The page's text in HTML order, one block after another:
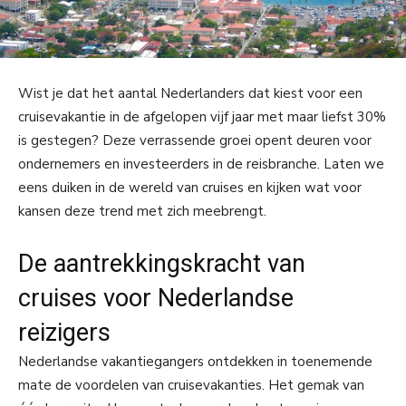
Wist je dat het aantal Nederlanders dat kiest voor een
cruisevakantie in de afgelopen vijf jaar met maar liefst 30%
is gestegen? Deze verrassende groei opent deuren voor
ondernemers en investeerders in de reisbranche. Laten we
eens duiken in de wereld van cruises en kijken wat voor
kansen deze trend met zich meebrengt.
De aantrekkingskracht van
cruises voor Nederlandse
reizigers
Nederlandse vakantiegangers ontdekken in toenemende
mate de voordelen van cruisevakanties. Het gemak van